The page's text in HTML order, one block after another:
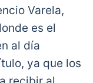
Varela,
es el
al día
ya que los